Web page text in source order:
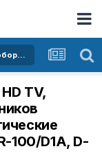
Покупка и продажа телекоммуникационного оборудования
TV,
100/D1A, D-